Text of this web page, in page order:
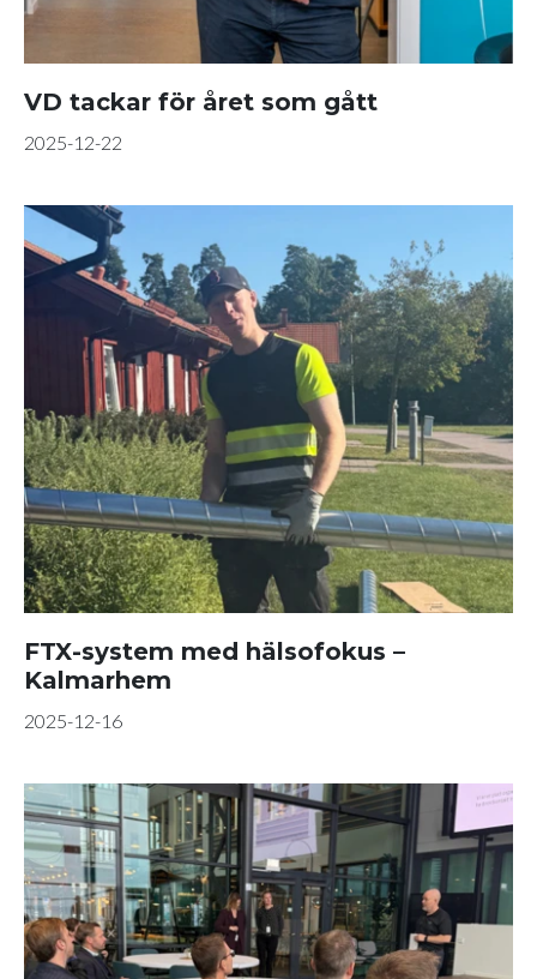
VD tackar för året som gått
2025-12-22
FTX-system med hälsofokus –
Kalmarhem
2025-12-16